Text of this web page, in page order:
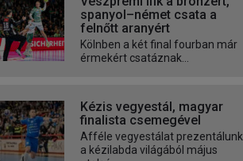
spanyol–német csata a
felnőtt aranyért
Kölnben a két final fourban már
érmekért csatáznak...
Kézis vegyestál, magyar
finalista csemegével
Afféle vegyestálat prezentálunk
a kézilabda világából május